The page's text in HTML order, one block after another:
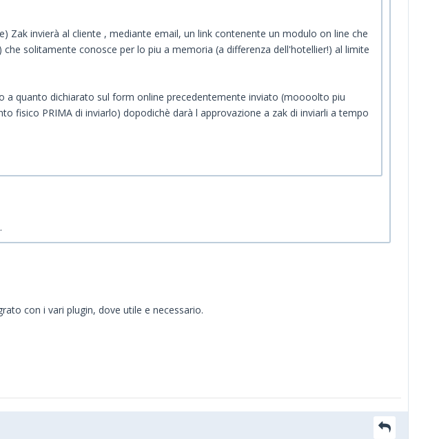
invierà al cliente , mediante email, un link contenente un modulo on line che
solitamente conosce per lo piu a memoria (a differenza dell'hotellier!) al limite
quanto dichiarato sul form online precedentemente inviato (moooolto piu
fisico PRIMA di inviarlo) dopodichè darà l approvazione a zak di inviarli a tempo
con i vari plugin, dove utile e necessario.